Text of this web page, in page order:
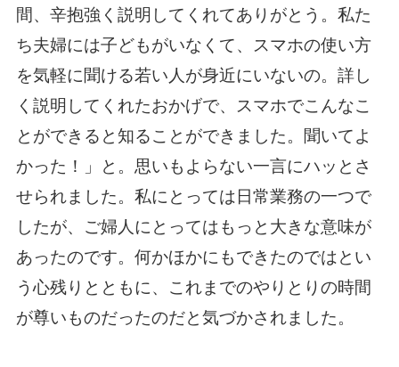
間、辛抱強く説明してくれてありがとう。私た
ち夫婦には子どもがいなくて、スマホの使い方
を気軽に聞ける若い人が身近にいないの。詳し
く説明してくれたおかげで、スマホでこんなこ
とができると知ることができました。聞いてよ
かった！」と。思いもよらない一言にハッとさ
せられました。私にとっては日常業務の一つで
したが、ご婦人にとってはもっと大きな意味が
あったのです。何かほかにもできたのではとい
う心残りとともに、これまでのやりとりの時間
が尊いものだったのだと気づかされました。